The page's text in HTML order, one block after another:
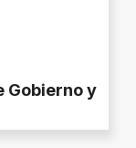
Gobierno y